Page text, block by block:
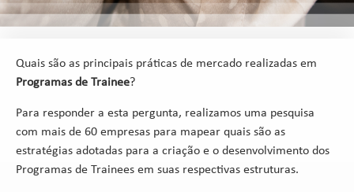
Quais são as principais práticas de mercado realizadas em
Programas de Trainee?
Para responder a esta pergunta, realizamos uma pesquisa
com mais de 60 empresas para mapear quais são as
estratégias adotadas para a criação e o desenvolvimento dos
Programas de Trainees em suas respectivas estruturas.